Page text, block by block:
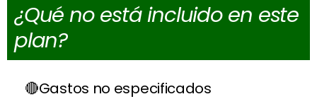
¿Qué no está incluido en este
plan?
Gastos no especificados